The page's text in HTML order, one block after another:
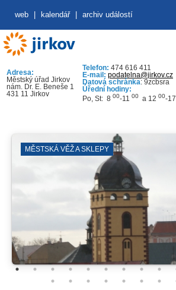
web kalendář archiv událostí
Adresa:
Městský úřad Jirkov
nám. Dr. E. Beneše 1
431 11 Jirkov
Telefon: 474 616 411
E-mail: podatelna@jirkov.cz
Datová schránka: 9zcbsra
Úřední hodiny:
Po, St: 8 00-11 00 a 12 00-17
MĚSTSKÁ VĚŽ A SKLEPY